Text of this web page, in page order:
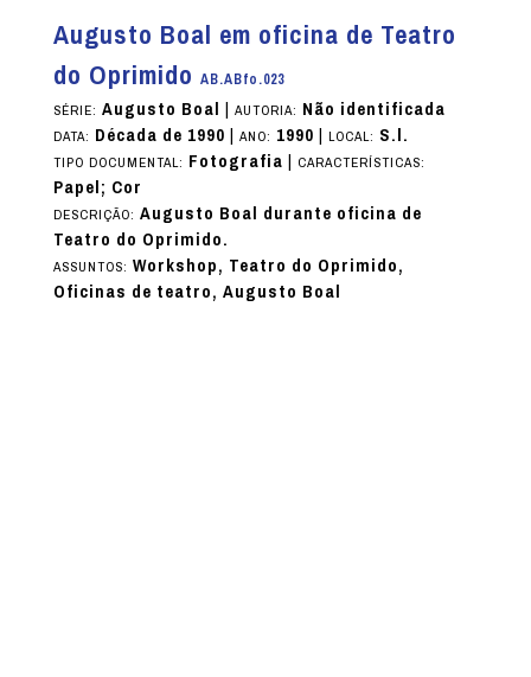
Augusto Boal em oficina de Teatro
do Oprimido AB.ABfo.023
SÉRIE: Augusto Boal | AUTORIA: Não identificada
DATA: Década de 1990| ANO: 1990| LOCAL: S.l.
TIPO DOCUMENTAL: Fotografia| CARACTERÍSTICAS:
Papel; Cor
DESCRIÇÃO: Augusto Boal durante oficina de
Teatro do Oprimido.
ASSUNTOS: Workshop, Teatro do Oprimido,
Oficinas de teatro, Augusto Boal